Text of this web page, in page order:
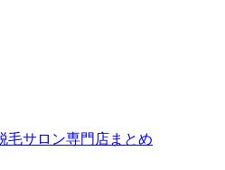
毛サロン専門店まとめ